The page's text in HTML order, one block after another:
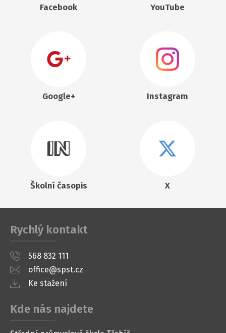
Facebook YouTube
Google+ Instagram
Školní časopis X
Rychlý kontakt
568 832 111
office@spst.cz
Ke stažení
Kde nás najdete